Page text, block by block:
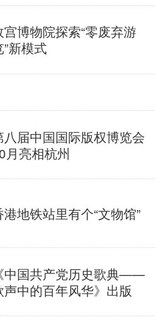
数字经济 学术中国
国 城市 旅游
彩票 娱乐
司 文化产业
河北 山西
上海 江苏
福建 江西
湖北 湖南
宫博物院探索“零废弃游
”新模式
八届中国国际版权博览会
月亮相杭州
港地铁站里有个“文物馆”
中国共产党历史歌典——
声中的百年风华》出版